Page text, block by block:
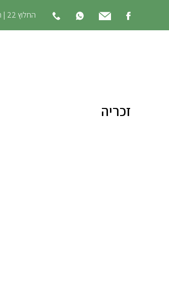
החלוץ 22 | ראש העין
זכריה